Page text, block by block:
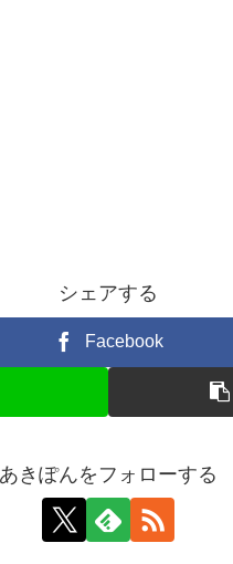
シェアする
Facebook
あきぽんをフォローする